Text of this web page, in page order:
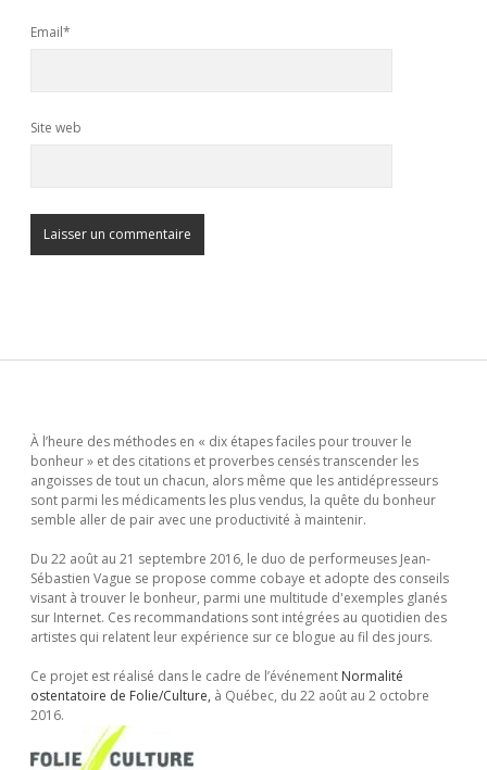
Email*
Site web
S
i
d
e
b
a
r
À l’heure des méthodes en « dix étapes faciles pour trouver le
bonheur » et des citations et proverbes censés transcender les
angoisses de tout un chacun, alors même que les antidépresseurs
sont parmi les médicaments les plus vendus, la quête du bonheur
semble aller de pair avec une productivité à maintenir.
Du 22 août au 21 septembre 2016, le duo de performeuses Jean-
Sébastien Vague se propose comme cobaye et adopte des conseils
visant à trouver le bonheur, parmi une multitude d'exemples glanés
sur Internet. Ces recommandations sont intégrées au quotidien des
artistes qui relatent leur expérience sur ce blogue au fil des jours.
Ce projet est réalisé dans le cadre de l’événement Normalité
ostentatoire de Folie/Culture, à Québec, du 22 août au 2 octobre
2016.